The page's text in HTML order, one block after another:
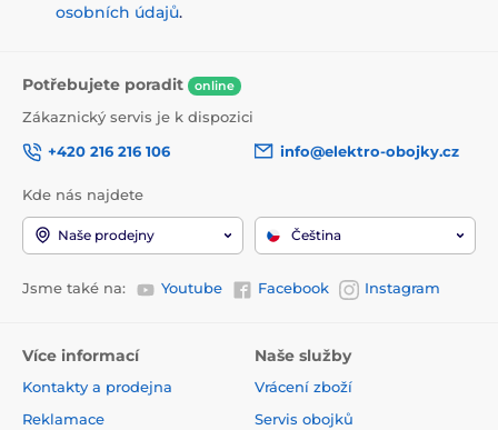
osobních údajů.
Potřebujete poradit online
Zákaznický servis je k dispozici
+420 216 216 106
info@elektro-obojky.cz
Kde nás najdete
Naše prodejny Čeština
Jsme také na: Youtube Facebook Instagram
Více informací
Kontakty a prodejna
Reklamace
Naše služby
Vrácení zboží
Servis obojků